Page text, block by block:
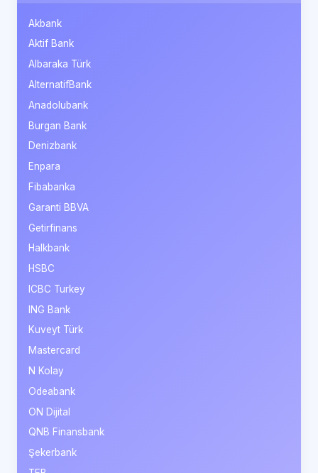
Akbank
Aktif Bank
Albaraka Türk
AlternatifBank
Anadolubank
Burgan Bank
Denizbank
Enpara
Fibabanka
Garanti BBVA
Getirfinans
Halkbank
HSBC
ICBC Turkey
ING Bank
Kuveyt Türk
Mastercard
N Kolay
Odeabank
ON Dijital
QNB Finansbank
Şekerbank